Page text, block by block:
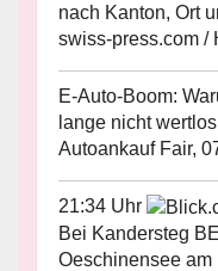
nach Kanton, Ort
swiss-press.com /
E-Auto-Boom:
lange nicht
Autoankauf Fair,
21:34 Uhr
Bei Kandersteg
Oeschinensee am